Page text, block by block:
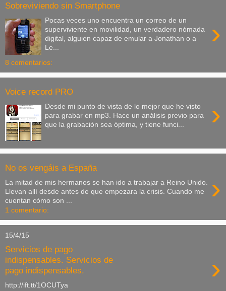
Sobreviviendo sin Smartphone
›
Pocas veces uno encuentra un correo de un
superviviente en movilidad, un verdadero nómada
digital, alguien capaz de emular a Jonathan o a
Le...
8 comentarios:
Voice record PRO
›
Desde mi punto de vista de lo mejor que he visto
para grabar en mp3. Hace un análisis previo para
que la grabación sea óptima, y tiene funci...
No os vengáis a España
›
La mitad de mis hermanos se han ido a trabajar a Reino Unido.
Llevan allí desde antes de que empezara la crisis. Cuando me
cuentan cómo son ...
1 comentario:
15/4/15
Servicios de pago
indispensables. Servicios de
pago indispensables.
›
http://ift.tt/1OCUTya